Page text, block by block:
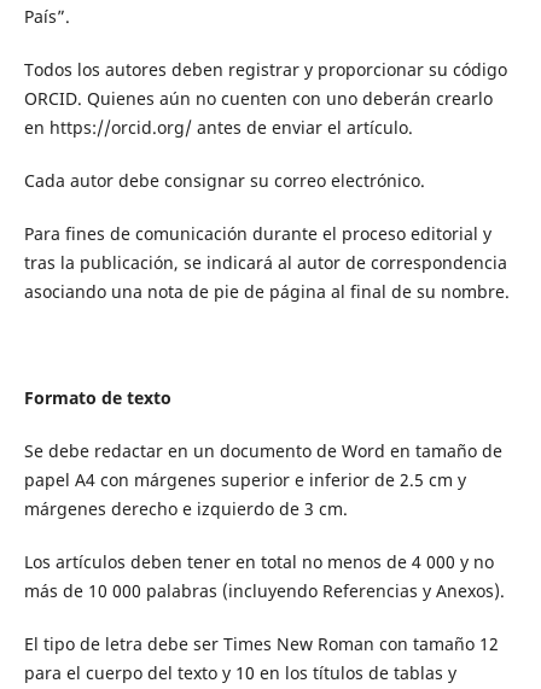
País”.
Todos los autores deben registrar y proporcionar su código
ORCID. Quienes aún no cuenten con uno deberán crearlo
en https://orcid.org/ antes de enviar el artículo.
Cada autor debe consignar su correo electrónico.
Para fines de comunicación durante el proceso editorial y
tras la publicación, se indicará al autor de correspondencia
asociando una nota de pie de página al final de su nombre.
Formato de texto
Se debe redactar en un documento de Word en tamaño de
papel A4 con márgenes superior e inferior de 2.5 cm y
márgenes derecho e izquierdo de 3 cm.
Los artículos deben tener en total no menos de 4 000 y no
más de 10 000 palabras (incluyendo Referencias y Anexos).
El tipo de letra debe ser Times New Roman con tamaño 12
para el cuerpo del texto y 10 en los títulos de tablas y